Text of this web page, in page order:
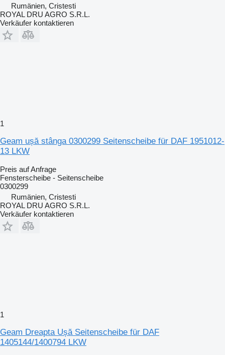
Rumänien, Cristesti
ROYAL DRU AGRO S.R.L.
Verkäufer kontaktieren
1
Geam ușă stânga 0300299 Seitenscheibe für DAF 1951012-
13 LKW
Preis auf Anfrage
Fensterscheibe - Seitenscheibe
0300299
Rumänien, Cristesti
ROYAL DRU AGRO S.R.L.
Verkäufer kontaktieren
1
Geam Dreapta Ușă Seitenscheibe für DAF
1405144/1400794 LKW